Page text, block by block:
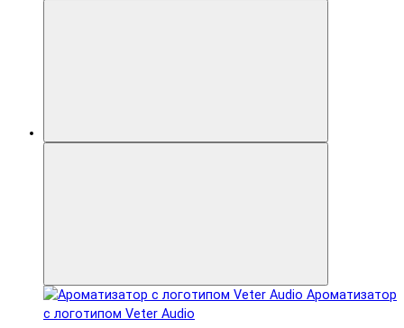
Ароматизатор
с логотипом Veter Audio